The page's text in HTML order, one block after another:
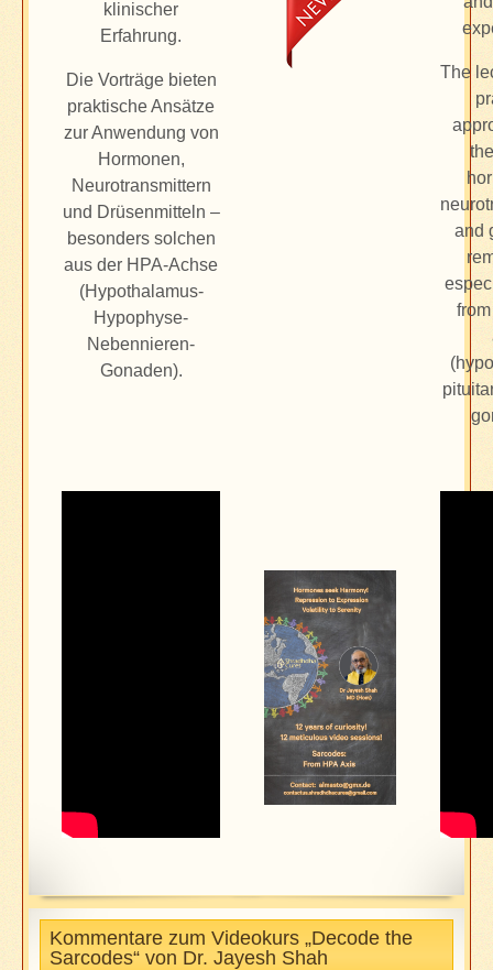
klinischer
Erfahrung.
Die Vorträge bieten
praktische Ansätze
zur Anwendung von
Hormonen,
Neurotransmittern
und Drüsenmitteln –
besonders solchen
aus der HPA-Achse
(Hypothalamus-
Hypophyse-
Nebennieren-
Gonaden).
The
and
Kommentare zum Videokurs „Decode the
Sarcodes“ von Dr. Jayesh Shah